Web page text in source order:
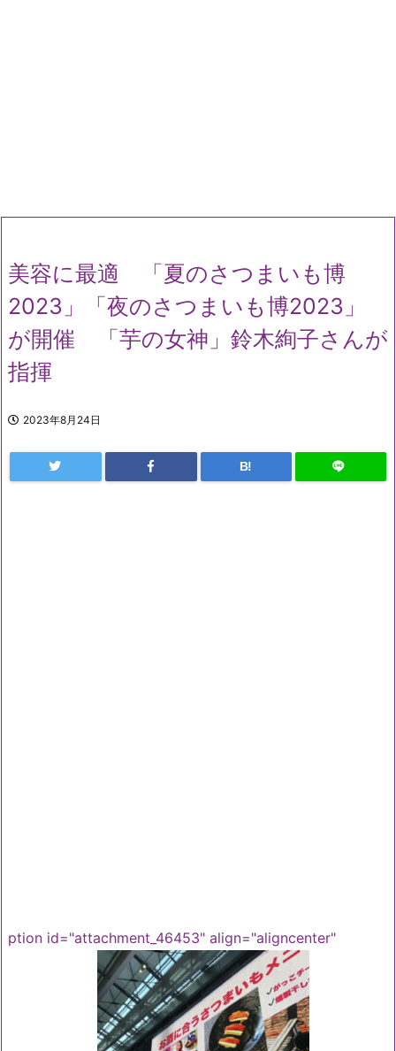
美容に最適 「夏のさつまいも博
2023」「夜のさつまいも博2023」
が開催 「芋の女神」鈴木絢子さんが
指揮
2023年8月24日
B!
ption id="attachment_46453" align="aligncenter"